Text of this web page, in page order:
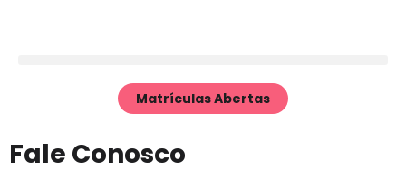
Matrículas Abertas
Fale Conosco